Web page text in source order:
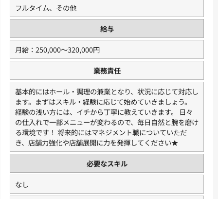
フルタイム、その他
給与
月給：250,000〜320,000円
業務責任
基本的にはホール・調理の兼業となり、状況に応じて対応し
ます。まずはスキル・経験に応じて始めていきましょう。
経験の浅い方には、イチから丁寧に教えていきます。 日々
の仕入れで一部メニューが変わるので、毎日自然と腕を磨け
る環境です！ 将来的にはマネジメント職についていただ
き、店舗力強化や店舗展開に力を発揮してください★
必要なスキル
なし